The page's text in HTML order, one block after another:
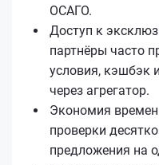
ОСАГО.
Доступ к
партнёры часто
условия, кэшбэк
через агрегатор.
Экономия
проверки
предложения на